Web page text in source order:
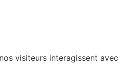
visiteurs interagissent avec